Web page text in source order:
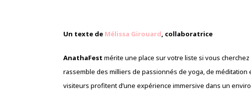
Un texte de Mélissa Girouard, collaboratrice
AnathaFest mérite une place sur votre liste si vous
rassemble des milliers de passionnés de yoga, de
visiteurs profitent d’une expérience immersive dans un